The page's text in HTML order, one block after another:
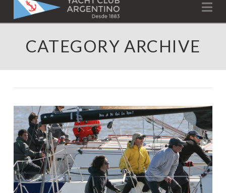
ESCUELA RECREATIVA 2026
YACHT
CLUB
ARGENTINO
CATEGORY ARCHIVE